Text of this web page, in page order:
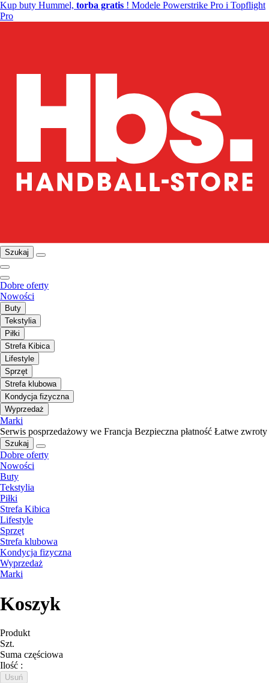
Kup buty Hummel, torba gratis ! Modele Powerstrike Pro i Topflight
Pro
Szukaj
Dobre oferty
Nowości
Buty
Tekstylia
Piłki
Strefa Kibica
Lifestyle
Sprzęt
Strefa klubowa
Kondycja fizyczna
Wyprzedaż
Marki
Serwis posprzedażowy we Francja Bezpieczna płatność Łatwe zwroty
Szukaj
Dobre oferty
Nowości
Buty
Tekstylia
Piłki
Strefa Kibica
Lifestyle
Sprzęt
Strefa klubowa
Kondycja fizyczna
Wyprzedaż
Marki
Koszyk
Produkt
Szt.
Suma częściowa
Ilość :
Usuń